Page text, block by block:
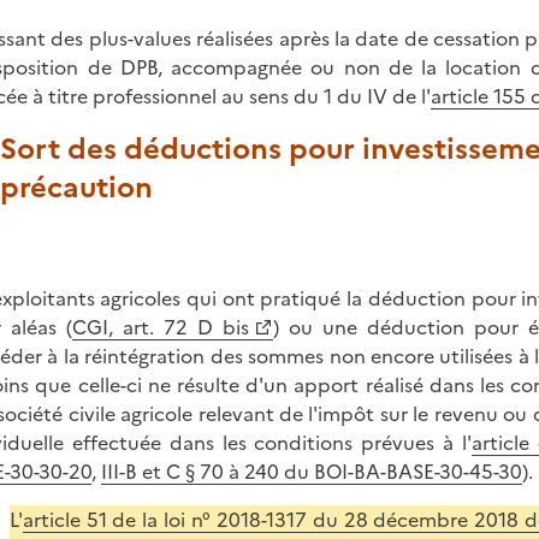
des plus-values réalisées après la date de
de DPB, accompagnée ou non de la location
à titre professionnel au sens du 1 du IV de l'article 155
des déductions pour
agricoles qui ont pratiqué la déduction pour
aléas (CGI, art. 72 D bis
) ou une déduction pour
à la réintégration des sommes non encore utilisées
que celle-ci ne résulte d'un apport réalisé dans les
civile agricole relevant de l'impôt sur le revenu
effectuée dans les conditions prévues à l'article
30-30-20, III-B et C § 70 à 240 du BOI-BA-BASE-30-45-30).
L'article 51 de la loi n° 2018-1317 du 28 décembre 2018